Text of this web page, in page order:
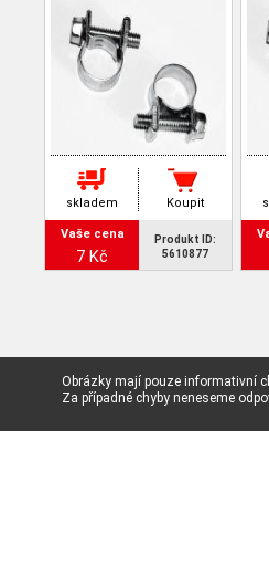
skladem Koupit
Vaše cena
7 Kč
Produkt ID:
5610877
Obrázky mají pouze informativní
Za případné chyby neneseme